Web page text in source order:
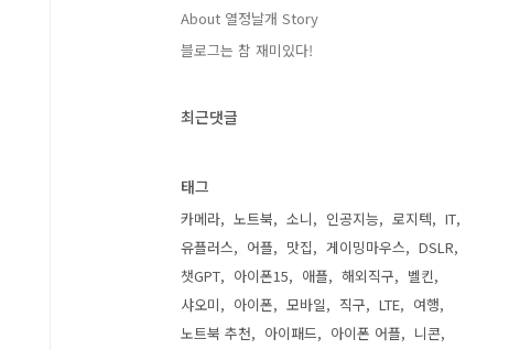
About 열정날개 Story
블로그는 참 재미있다!
최근댓글
태그
카메라 노트북 소니 인공지능 로지텍
IT
유플러스
어플 맛집 게이밍마우스
DSLR
챗GPT
아이폰15 애플 해외직구
벨킨
샤오미
아이폰 모바일 직구 LTE
여행
노트북 추천
아이패드 아이폰 어플
니콘